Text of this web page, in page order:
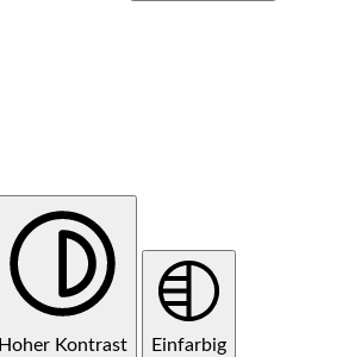
Hoher Kontrast
Einfarbig